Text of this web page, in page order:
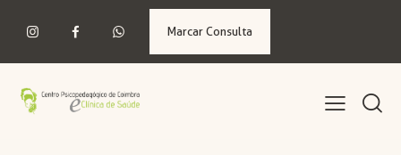
Marcar Consulta